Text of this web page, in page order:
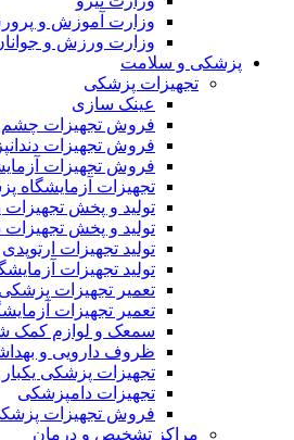
وزارت آموزش و
وزارت ورزش و
پزشکی و سلامت
تجهیزات پزشکی
عینک سازی
فروش تجهیزات
فروش تجهیزات
فروش تجهیزات
تجهیزات آزمایشگاه
تولید و پخش
تولید و پخش تجهیزات
تولید تجهیزات ارتوپدی
تولید تجهیزات
تعمیر تجهیزات پزشکی
تعمیر تجهیزات
سمعک و لوازم کمک
ظروف دارویی و
تجهیزات پزشکی
تجهیزات دامپزشکی
فروش تجهیزات
مراکز تشخیص و درمان